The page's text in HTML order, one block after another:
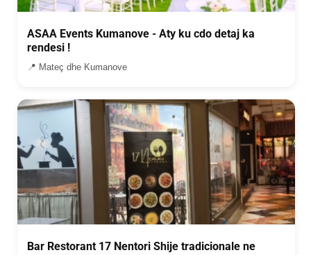
ASAA Events Kumanove - Aty ku cdo detaj ka
rendesi !
📍 Mateç dhe Kumanove
Bar Restorant 17 Nentori Shije tradicionale ne